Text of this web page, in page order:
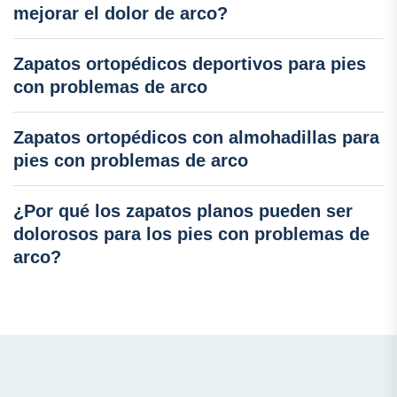
mejorar el dolor de arco?
Zapatos ortopédicos deportivos para pies
con problemas de arco
Zapatos ortopédicos con almohadillas para
pies con problemas de arco
¿Por qué los zapatos planos pueden ser
dolorosos para los pies con problemas de
arco?